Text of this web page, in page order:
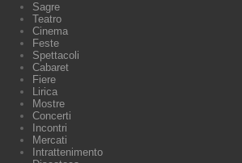
Sagre
Teatro
Cinema
Feste
Spettacoli
Cabaret
Fiere
Lirica
Mostre
Concerti
Incontri
Mercati
Intrattenimento